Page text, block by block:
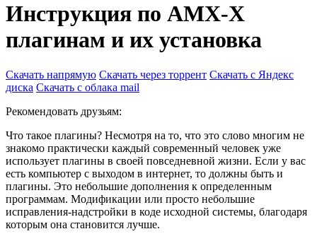
Инструкция по АМХ-X
плагинам и их установка
Скачать напрямую Скачать через торрент Скачать с Яндекс
диска Скачать с облака mail
Рекомендовать друзьям:
Что такое плагины? Несмотря на то, что это слово многим не
знакомо практически каждый современный человек уже
использует плагины в своей повседневной жизни. Если у вас
есть компьютер с выходом в интернет, то должны быть и
плагины. Это небольшие дополнения к определенным
программам. Модификации или просто небольшие
исправления-надстройки в коде исходной системы, благодаря
которым она становится лучше.